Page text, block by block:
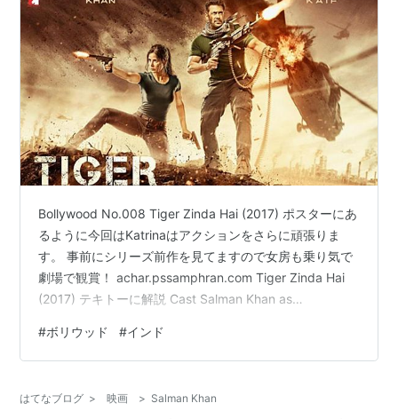
Bollywood No.008 Tiger Zinda Hai (2017) ポスターにあ
るように今回はKatrinaはアクションをさらに頑張りま
す。 事前にシリーズ前作を見てますので女房も乗り気で
劇場で観賞！ achar.pssamphran.com Tiger Zinda Hai
(2017) テキトーに解説 Cast Salman Khan as
Paresh Rawal as Firdauz aka Tohbaan Gavie Chahal as
Captain Abrar Sajja…
#ボリウッド #インド
はてなブログ > 映画 > Salman Khan